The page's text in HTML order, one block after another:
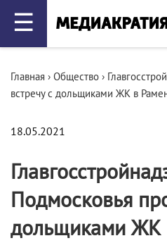
☰
Главная › Общество ›
встречу с дольщиками ЖК в
18.05.2021
Подмосковья
дольщиками ЖК